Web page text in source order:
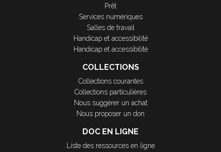
Prêt
Services numériques
Salles de travail
Handicap et accessibilité
Handicap et accessibilité
COLLECTIONS
Collections courantes
Collections particulières
Nous suggérer un achat
Nous proposer un don
DOC EN LIGNE
Liste des ressources en ligne